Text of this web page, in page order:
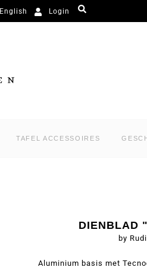
English Login
TAFEL ACCESSOIRES
DIENBLAD
by Rudi
Aluminium basis met